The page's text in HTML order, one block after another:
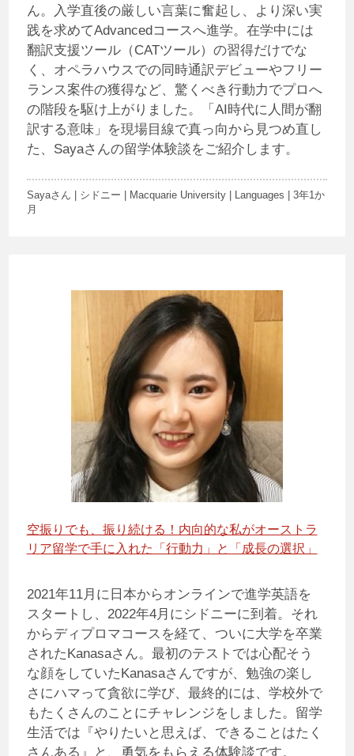
ん。入学直後の厳しい言葉に奮起し、より深い実
践を求めてAdvancedコースへ進学。在学中には
翻訳支援ツール（CATツール）の習得だけでな
く、オペラハウスでの同時通訳デビューやフリー
ランス案件の獲得など、驚くべき行動力でプロへ
の階段を駆け上がりました。「AI時代に人間が翻
訳する意味」を現場目線で真っ向から見つめ直し
た、Sayaさんの留学体験談をご紹介します。
Sayaさん | シドニー | Macquarie University | Languages | 3年1か
月
空振りでも、振り続ける！内向的な私がオーストラ
リア留学で手に入れた「行動力」と「成長の選択」
2021年11月に日本からオンラインで進学英語を
スタートし、2022年4月にシドニーに到着。それ
からディプロマコースを経て、ついに大学を卒業
されたKanasaさん。最初のテストでは心配そう
な顔をしていたKanasaさんですが、勉強の楽し
さにハマって貪欲に学び、最終的には、学校外で
もたくさんのことにチャレンジをしました。留学
生活では『やりたいと思えば、できることはたく
さんある』と、勇気をもらえる体験談です。